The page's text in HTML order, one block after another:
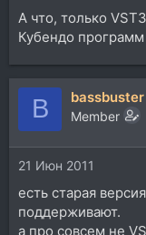
А что, только
Кубендо
B bassbuster
Member
21 Июн 2011
есть старая
поддерживают.
а про совсем не